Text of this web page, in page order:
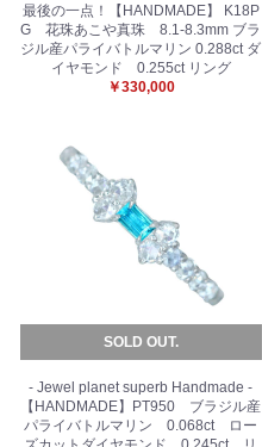
最後の一点！【HANDMADE】 K18P
G 花珠あこや真珠 8.1-8.3mm ブラ
ジル産パライバトルマリン 0.288ct ダ
イヤモンド 0.255ct リング
￥330,000
SOLD OUT.
- Jewel planet superb Handmade -
【HANDMADE】PT950 ブラジル産
パライバトルマリン 0.068ct ロー